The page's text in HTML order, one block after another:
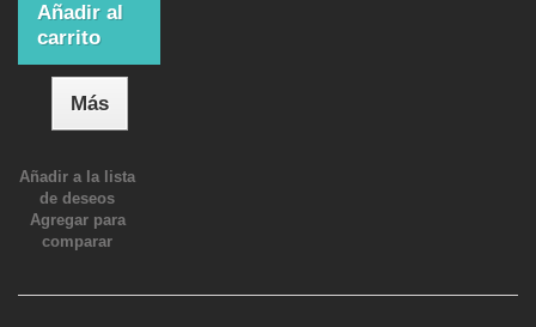
Añadir al
carrito
Más
Añadir a la lista
de deseos
Agregar para
comparar